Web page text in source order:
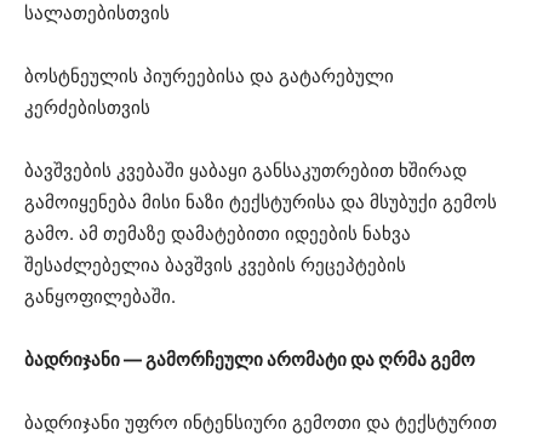
სალათებისთვის
ბოსტნეულის პიურეებისა და გატარებული
კერძებისთვის
ბავშვების კვებაში ყაბაყი განსაკუთრებით ხშირად
გამოიყენება მისი ნაზი ტექსტურისა და მსუბუქი გემოს
გამო. ამ თემაზე დამატებითი იდეების ნახვა
შესაძლებელია ბავშვის კვების რეცეპტების
განყოფილებაში.
ბადრიჯანი — გამორჩეული არომატი და ღრმა გემო
ბადრიჯანი უფრო ინტენსიური გემოთი და ტექსტურით